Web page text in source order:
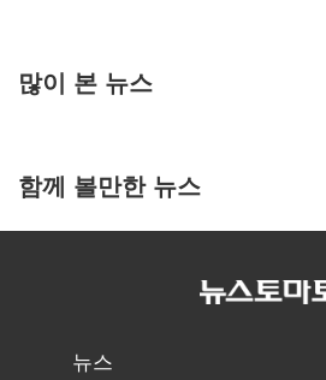
많이 본 뉴스
함께 볼만한 뉴스
뉴스